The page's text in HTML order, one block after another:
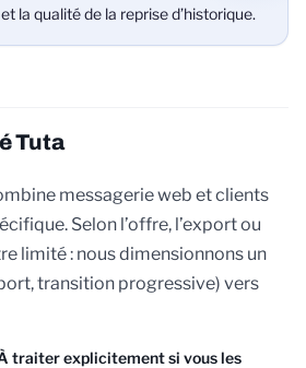
la qualité de la reprise d’historique.
Tuta
messagerie web et clients
Selon l’offre, l’export ou
limité : nous dimensionnons un
transition progressive) vers
traiter explicitement si vous les